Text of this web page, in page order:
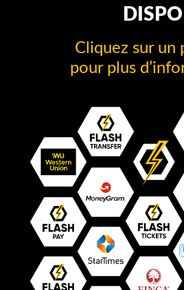
Cliquez sur un
pour plus